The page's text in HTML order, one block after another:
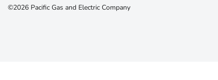
©2026 Pacific Gas and Electric Company